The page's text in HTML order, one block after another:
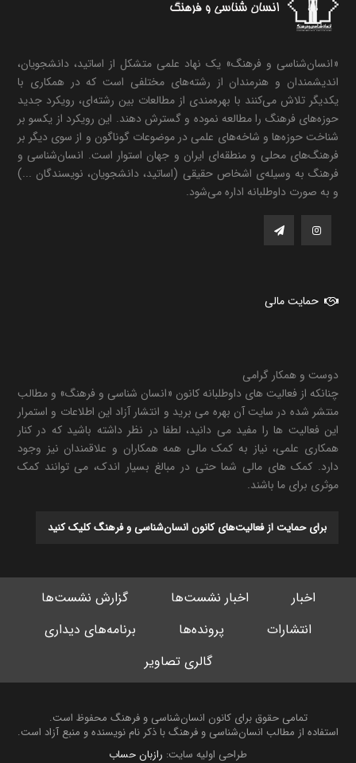
«انسان‌شناسی و فرهنگ» یک نهاد علمی متشکل از اساتید، دانشجویان،
اندیشمندان و هنرمندان از رشته‌های مختلفی است که در همکاری با
یکدیگر تلاش می‌کنند با بهره‌مندی از مطالعات بین رشته‌ای، رویکرد جدید
حوزه‌های فرهنگ را مطالعه نموده و گسترش دهند. این رویکرد از یکسو بر
شناخت حوزه‌ها و شاخه‌های علمی در موضوعات گوناگون و از سوی دیگر بر
فرهنگ‌های محلی و منطقه‌ای ایران و جهان استوار است. انسان‌شناسی و
فرهنگ به وسیله‌ی اشخاص حقیقی (اساتید، دانشجویان، نویسندگان ...)
و به صورت داوطلبانه اداره می‌شود.
حمایت مالی
دوست و همکار گرامی
چنانکه از فعالیت های داوطلبانه کانون «انسان شناسی و فرهنگ» و مطالب
منتشر شده در سایت آن بهره می برید و انتشار آزاد این اطلاعات و استمرار
این فعالیت ها را مفید می دانید، لطفا در نظر داشته باشید که در کنار
همکاری علمی، نیاز به کمک مالی همه همکاران و علاقمندان نیز وجود
دارد. کمک های مالی شما حتی در مبالغ بسیار اندک، می توانند کمک
موثری برای ما باشند.
برای حمایت از فعالیت‌های کانون انسان‌شناسی و فرهنگ کلیک کنید
اخبار اخبار نشست‌ها
گزارش نشست‌ها
انتشارات
پرونده‌ها
برنامه‌های دیداری
گالری تصاویر
تمامی حقوق برای کانون انسان‌شناسی و فرهنگ محفوظ است.
استفاده از مطالب انسان‌شناسی و فرهنگ با ذکر نام نویسنده و منبع آزاد است.
طراحی اولیه سایت:رازبان حساب